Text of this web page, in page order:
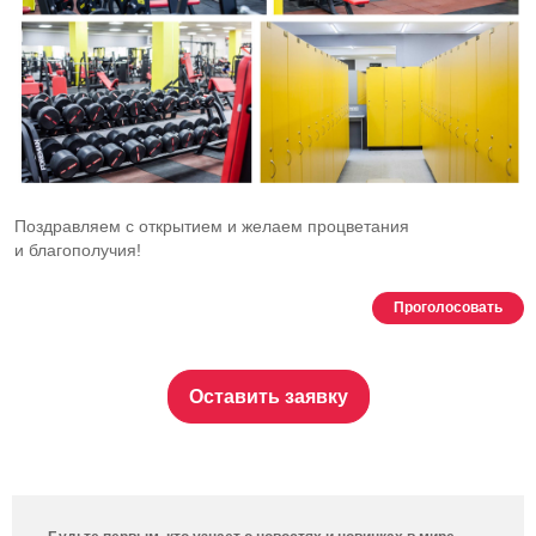
Поздравляем с открытием и желаем процветания
и благополучия!
Проголосовать
Оставить заявку